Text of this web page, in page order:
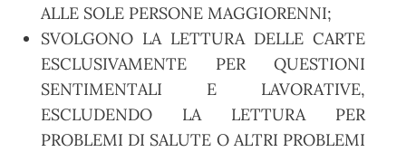
ALLE SOLE PERSONE MAGGIORENNI;
SVOLGONO LA LETTURA DELLE CARTE
ESCLUSIVAMENTE PER QUESTIONI
SENTIMENTALI E LAVORATIVE,
ESCLUDENDO LA LETTURA PER
PROBLEMI DI SALUTE O ALTRI PROBLEMI